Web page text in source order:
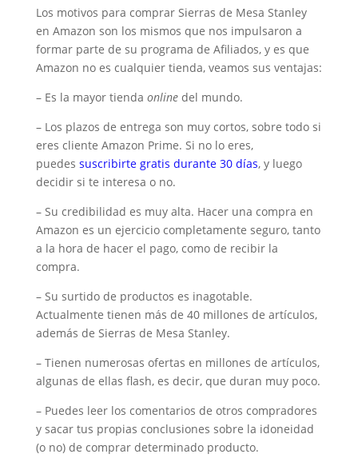
Los motivos para comprar Sierras de Mesa Stanley
en Amazon son los mismos que nos impulsaron a
formar parte de su programa de Afiliados, y es que
Amazon no es cualquier tienda, veamos sus ventajas:
– Es la mayor tienda onlinedel mundo.
– Los plazos de entrega son muy cortos, sobre todo si
eres cliente Amazon Prime. Si no lo eres,
puedes suscribirte gratis durante 30 días, y luego
decidir si te interesa o no.
– Su credibilidad es muy alta. Hacer una compra en
Amazon es un ejercicio completamente seguro, tanto
a la hora de hacer el pago, como de recibir la
compra.
– Su surtido de productos es inagotable.
Actualmente tienen más de 40 millones de artículos,
además de Sierras de Mesa Stanley.
– Tienen numerosas ofertas en millones de artículos,
algunas de ellas flash, es decir, que duran muy poco.
– Puedes leer los comentarios de otros compradores
y sacar tus propias conclusiones sobre la idoneidad
(o no) de comprar determinado producto.